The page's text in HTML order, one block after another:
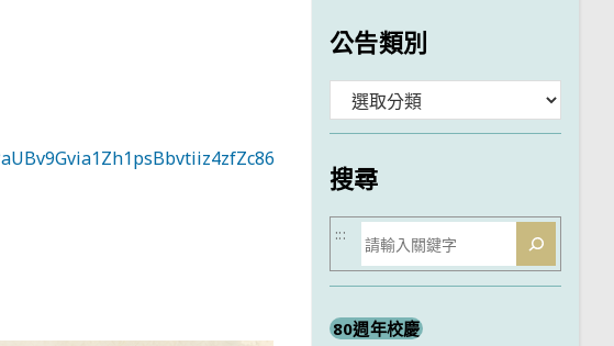
公告類別
類
搜尋
搜
尋
:::
80週年校慶